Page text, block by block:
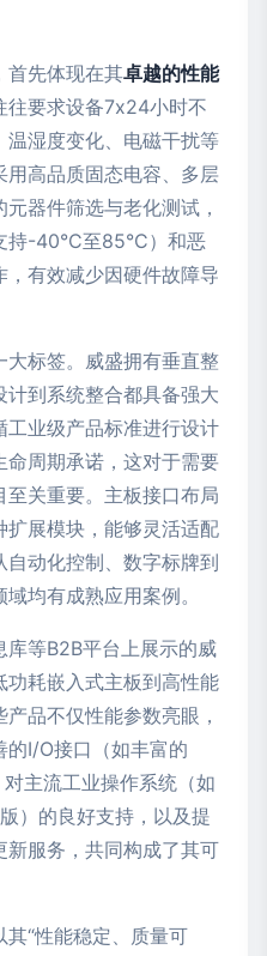
首先体现在其卓越的性能
往要求设备7x24小时不
温湿度变化、电磁干扰等
高品质固态电容、多层
器件筛选与老化测试，
持-40°C至85°C）和恶
有效减少因硬件故障导
大标签。威盛拥有垂直整
到系统整合都具备强大
工业级产品标准进行设计
周期承诺，这对于需要
关重要。主板接口布局
展模块，能够灵活适配
动化控制、数字标牌到
均有成熟应用案例。
等B2B平台上展示的威
功耗嵌入式主板到高性能
品不仅性能参数亮眼，
的I/O接口（如丰富的
主流工业操作系统（如
）的良好支持，以及提
服务，共同构成了其可
“性能稳定、质量可